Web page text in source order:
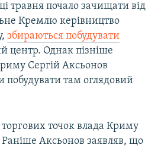
травня почало зачищати від
Кремлю керівництво
збираються побудувати
центр. Однак пізніше
Сергій Аксьонов
побудувати там оглядовий
торгових точок влада Криму
Аксьонов заявляв, що